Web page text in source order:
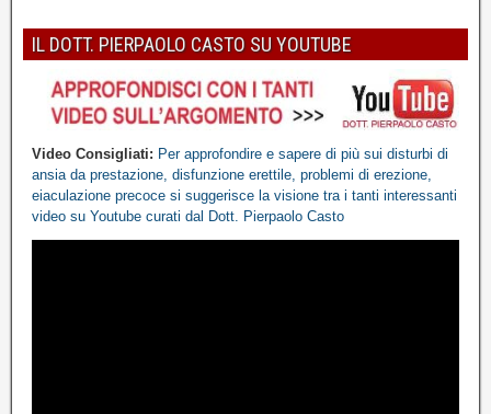
IL DOTT. PIERPAOLO CASTO SU YOUTUBE
Video Consigliati: Per approfondire e sapere di più sui disturbi di
ansia da prestazione, disfunzione erettile, problemi di erezione,
eiaculazione precoce si suggerisce la visione tra i tanti interessanti
video su Youtube curati dal Dott. Pierpaolo Casto